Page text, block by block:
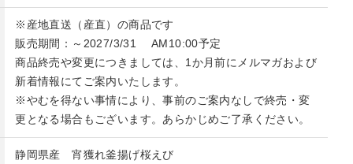
※産地直送（産直）の商品です
販売期間：～2027/3/31 AM10:00予定
商品終売や変更につきましては、1か月前にメルマガおよび
新着情報にてご案内いたします。
※やむを得ない事情により、事前のご案内なしで終売・変
更となる場合もございます。あらかじめご了承ください。
静岡県産 宵獲れ釜揚げ桜えび